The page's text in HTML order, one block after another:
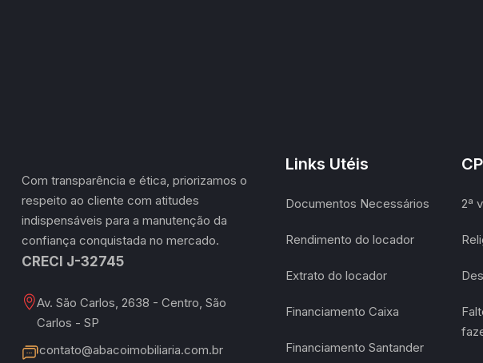
Com transparência e ética, priorizamos o
respeito ao cliente com atitudes
indispensáveis para a manutenção da
confiança conquistada no mercado.
CRECI J-32745
Av. São Carlos, 2638 - Centro, São
Carlos - SP
contato@abacoimobiliaria.com.br
Links Utéis
Documentos Necessários
Rendimento do locador
Extrato do locador
Financiamento Caixa
Financiamento Santander
2ª